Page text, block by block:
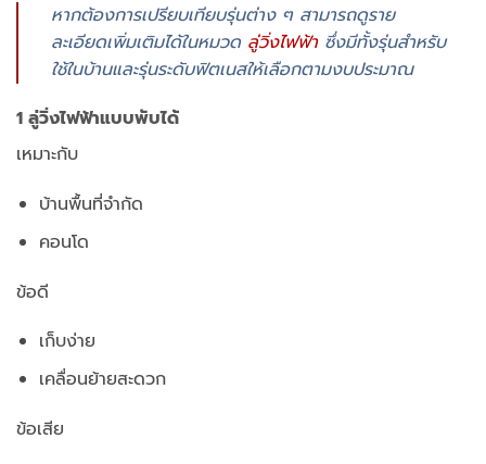
หากต้องการเปรียบเทียบรุ่นต่าง ๆ สามารถดูราย
ละเอียดเพิ่มเติมได้ในหมวด ลู่วิ่งไฟฟ้าซึ่งมีทั้งรุ่นสำหรับ
ใช้ในบ้านและรุ่นระดับฟิตเนสให้เลือกตามงบประมาณ
1 ลู่วิ่งไฟฟ้าแบบพับได้
เหมาะกับ
บ้านพื้นที่จำกัด
คอนโด
ข้อดี
เก็บง่าย
เคลื่อนย้ายสะดวก
ข้อเสีย